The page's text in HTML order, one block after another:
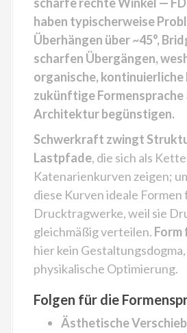
haben typischerweise
Überhängen über ~45°,
scharfen Übergängen,
organische, kontinuierliche
zukünftige
Architektur begünstigen.
Schwerkraft zwingt
Lastpfade, die sich als
Katenarienkurven zeigen;
diese Kurven ideale Formen
Drucktragwerke, weil sie
gleichmäßig verteilen.
hier kein
physikalische Optimierung.
Folgen für die
Ästhetische